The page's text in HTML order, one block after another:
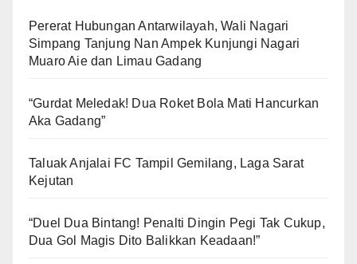
Pererat Hubungan Antarwilayah, Wali Nagari
Simpang Tanjung Nan Ampek Kunjungi Nagari
Muaro Aie dan Limau Gadang
“Gurdat Meledak! Dua Roket Bola Mati Hancurkan
Aka Gadang”
Taluak Anjalai FC Tampil Gemilang, Laga Sarat
Kejutan
“Duel Dua Bintang! Penalti Dingin Pegi Tak Cukup,
Dua Gol Magis Dito Balikkan Keadaan!”